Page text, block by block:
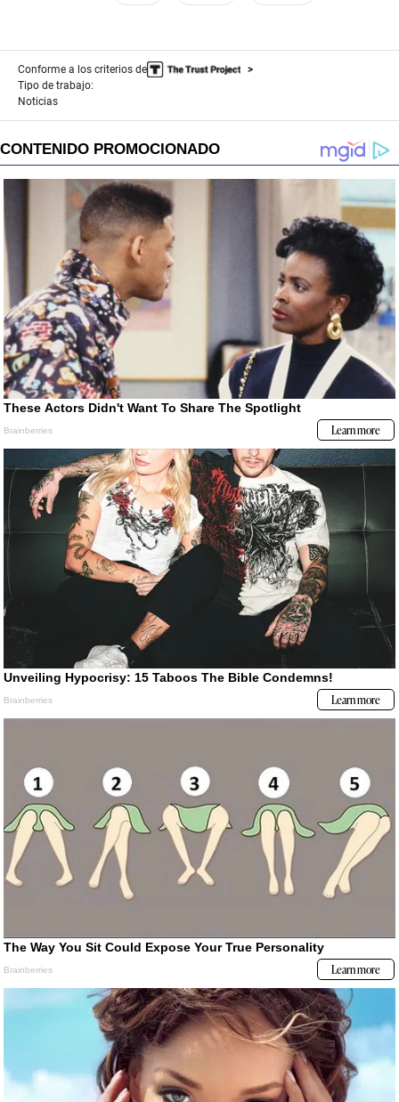
Conforme a los criterios de
Tipo de trabajo:
Noticias